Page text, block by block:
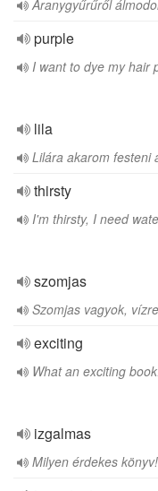
Aranygyűrűről
purple
I want to dye my hair
lila
Lilára akarom festeni
thirsty
I'm thirsty, I need
szomjas
Szomjas vagyok,
exciting
What an exciting
izgalmas
Milyen érdekes könyv!